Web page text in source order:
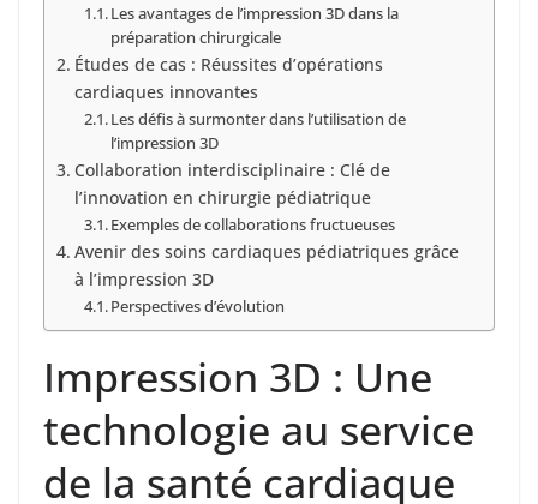
Les avantages de l’impression 3D dans la
préparation chirurgicale
Études de cas : Réussites d’opérations
cardiaques innovantes
Les défis à surmonter dans l’utilisation de
l’impression 3D
Collaboration interdisciplinaire : Clé de
l’innovation en chirurgie pédiatrique
Exemples de collaborations fructueuses
Avenir des soins cardiaques pédiatriques grâce
à l’impression 3D
Perspectives d’évolution
Impression 3D : Une
technologie au service
de la santé cardiaque